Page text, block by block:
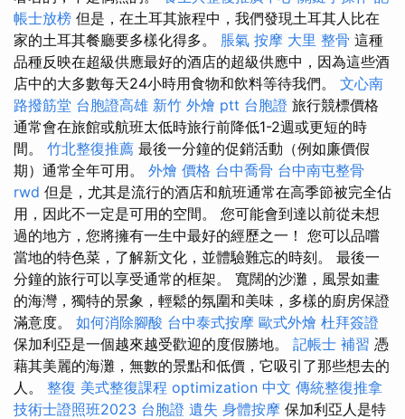
帳士放榜 但是，在土耳其旅程中，我們發現土耳其人比在
家的土耳其餐廳要多樣化得多。 脹氣 按摩 大里 整骨 這種
品種反映在超級供應最好的酒店的超級供應中，因為這些酒
店中的大多數每天24小時用食物和飲料等待我們。 文心南
路撥筋堂 台胞證高雄 新竹 外燴 ptt 台胞證 旅行競標價格
通常會在旅館或航班太低時旅行前降低1-2週或更短的時
間。 竹北整復推薦 最後一分鐘的促銷活動（例如廉價假
期）通常全年可用。 外燴 價格 台中喬骨 台中南屯整骨
rwd 但是，尤其是流行的酒店和航班通常在高季節被完全佔
用，因此不一定是可用的空間。 您可能會到達以前從未想
過的地方，您將擁有一生中最好的經歷之一！ 您可以品嚐
當地的特色菜，了解新文化，並體驗難忘的時刻。 最後一
分鐘的旅行可以享受通常的框架。 寬闊的沙灘，風景如畫
的海灣，獨特的景象，輕鬆的氛圍和美味，多樣的廚房保證
滿意度。 如何消除腳酸 台中泰式按摩 歐式外燴 杜拜簽證
保加利亞是一個越來越受歡迎的度假勝地。 記帳士 補習 憑
藉其美麗的海灘，無數的景點和低價，它吸引了那些想去的
人。 整復 美式整復課程 optimization 中文 傳統整復推拿
技術士證照班2023 台胞證 遺失 身體按摩 保加利亞人是特